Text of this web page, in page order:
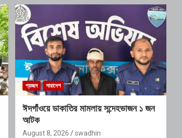
প্রচ্ছদ সারাদেশ
ঈদগাঁওয়ে ডাকাতির মামলায় সন্দেহভাজন ১ জন
আটক
August 8, 2026 swadhin